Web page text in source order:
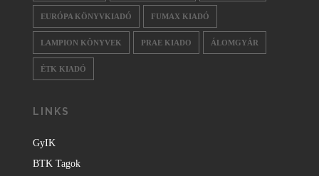
EURÓPA KÖNYVKIADÓ FUMAX KIADÓ
LAMPION KÖNYVEK PRAE KIADO ÁLOMGYÁR
ÉTK KIADÓ
LINKS
GyIK
BTK Tagok